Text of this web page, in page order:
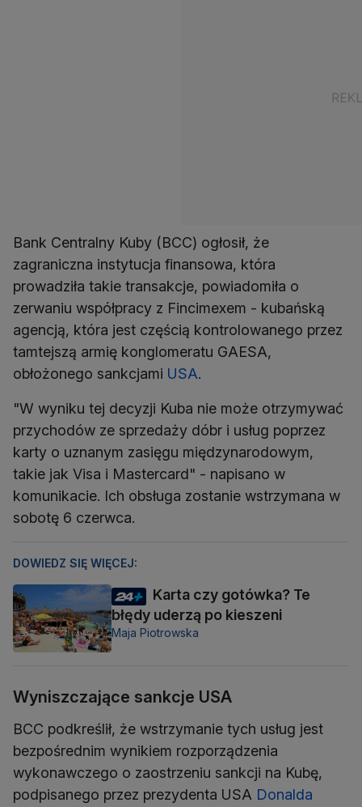
Bank Centralny Kuby (BCC) ogłosił, że
zagraniczna instytucja finansowa, która
prowadziła takie transakcje, powiadomiła o
zerwaniu współpracy z Fincimexem - kubańską
agencją, która jest częścią kontrolowanego przez
tamtejszą armię konglomeratu GAESA,
obłożonego sankcjami USA.
"W wyniku tej decyzji Kuba nie może otrzymywać
przychodów ze sprzedaży dóbr i usług poprzez
karty o uznanym zasięgu międzynarodowym,
takie jak Visa i Mastercard" - napisano w
komunikacie. Ich obsługa zostanie wstrzymana w
sobotę 6 czerwca.
DOWIEDZ SIĘ WIĘCEJ:
Karta czy gotówka? Te
błędy uderzą po kieszeni
Maja Piotrowska
Wyniszczające sankcje USA
BCC podkreślił, że wstrzymanie tych usług jest
bezpośrednim wynikiem rozporządzenia
wykonawczego o zaostrzeniu sankcji na Kubę,
podpisanego przez prezydenta USA Donalda